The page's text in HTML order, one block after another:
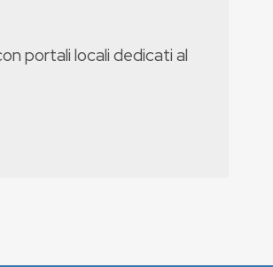
portali locali dedicati al